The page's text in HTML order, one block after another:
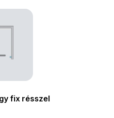
fix résszel